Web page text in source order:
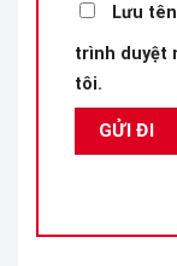
Lưu
trình duyệt
tôi.